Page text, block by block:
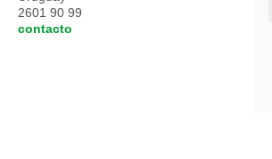
2601 90 99
contacto